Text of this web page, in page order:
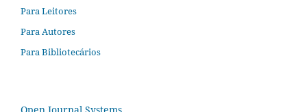
Para Leitores
Para Autores
Para Bibliotecários
Open Journal Systems